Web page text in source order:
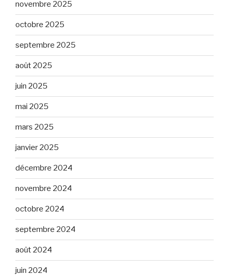
novembre 2025
octobre 2025
septembre 2025
août 2025
juin 2025
mai 2025
mars 2025
janvier 2025
décembre 2024
novembre 2024
octobre 2024
septembre 2024
août 2024
juin 2024